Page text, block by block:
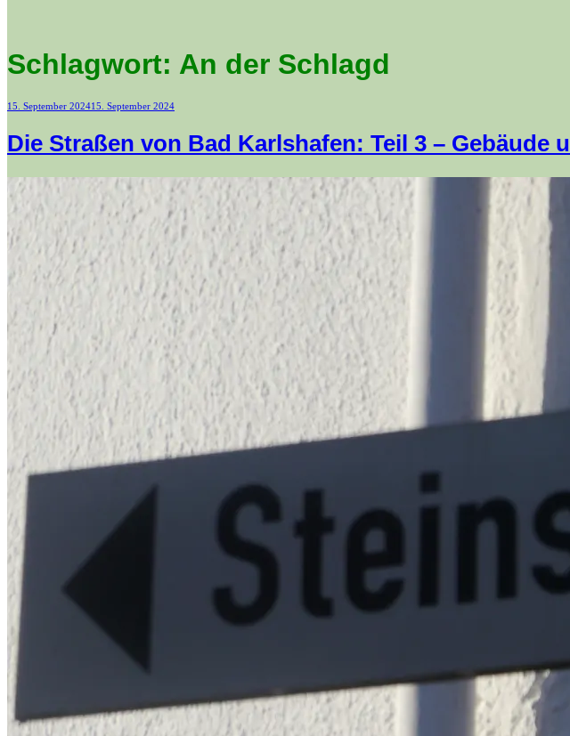
Schlagwort: An der Schlagd
Veröffentlicht
15. September 202415. September 2024
Die Straßen von Bad Karlshafen: Teil 3 – Gebäude